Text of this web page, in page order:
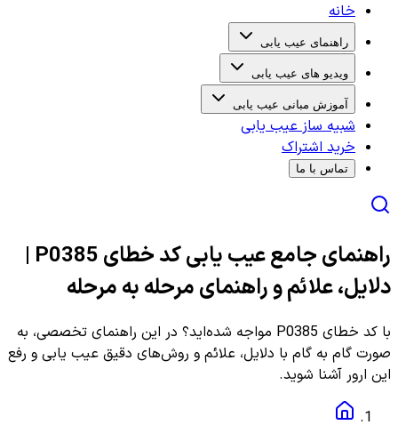
خانه
راهنمای عیب یابی
ویدیو های عیب یابی
آموزش مبانی عیب یابی
شبیه ساز عیب یابی
خرید اشتراک
تماس با ما
راهنمای جامع عیب یابی کد خطای P0385 |
دلایل، علائم و راهنمای مرحله به مرحله
با کد خطای P0385 مواجه شده‌اید؟ در این راهنمای تخصصی، به
صورت گام به گام با دلایل، علائم و روش‌های دقیق عیب یابی و رفع
این ارور آشنا شوید.